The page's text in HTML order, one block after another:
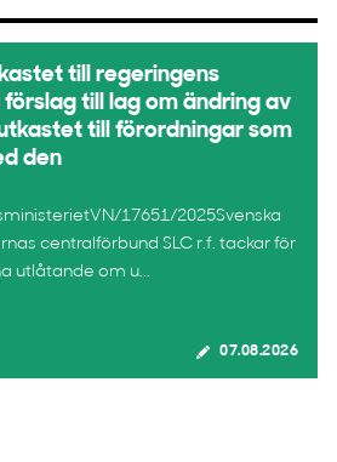
till regeringens
till lag om ändring av
till förordningar som
den
17651/2025Svenska
centralförbund SLC r.f. tackar för
utlåtande om u...
07.08.2026